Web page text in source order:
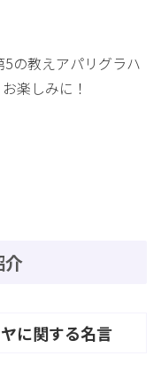
の教えアパリグラハ
楽しみに！
介
に関する名言